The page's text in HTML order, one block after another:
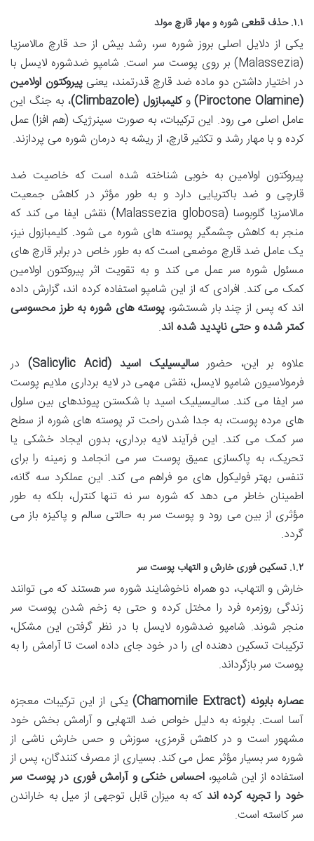
۱.۱. حذف قطعی شوره و مهار قارچ مولد
یکی از دلایل اصلی بروز شوره سر، رشد بیش از حد قارچ مالاسزیا
(Malassezia) بر روی پوست سر است. شامپو ضدشوره لایسل با
در اختیار داشتن دو ماده ضد قارچ قدرتمند، یعنیپیروکتون اولامین
(Piroctone Olamine)
وکلیمبازول (Climbazole)
، به جنگ این
عامل اصلی می رود. این ترکیبات، به صورت سینرژیک (هم افزا) عمل
کرده و با مهار رشد و تکثیر قارچ، از ریشه به درمان شوره می پردازند.
پیروکتون اولامین به خوبی شناخته شده است که خاصیت ضد
قارچی و ضد باکتریایی دارد و به طور مؤثر در کاهش جمعیت
مالاسزیا گلوبوسا (Malassezia globosa) نقش ایفا می کند که
منجر به کاهش چشمگیر پوسته های شوره می شود. کلیمبازول نیز،
یک عامل ضد قارچ موضعی است که به طور خاص در برابر قارچ های
مسئول شوره سر عمل می کند و به تقویت اثر پیروکتون اولامین
کمک می کند. افرادی که از این شامپو استفاده کرده اند، گزارش داده
اند که پس از چند بار شستشو، پوسته های شوره به طرز محسوسی
کمتر شده و حتی ناپدید شده اند.
علاوه بر این، حضورسالیسیلیک اسید (Salicylic Acid)
در
فرمولاسیون شامپو لایسل، نقش مهمی در لایه برداری ملایم پوست
سر ایفا می کند. سالیسیلیک اسید با شکستن پیوندهای بین سلول
های مرده پوست، به جدا شدن راحت تر پوسته های شوره از سطح
سر کمک می کند. این فرآیند لایه برداری، بدون ایجاد خشکی یا
تحریک، به پاکسازی عمیق پوست سر می انجامد و زمینه را برای
تنفس بهتر فولیکول های مو فراهم می کند. این عملکرد سه گانه،
اطمینان خاطر می دهد که شوره سر نه تنها کنترل، بلکه به طور
مؤثری از بین می رود و پوست سر به حالتی سالم و پاکیزه باز می
گردد.
۱.۲. تسکین فوری خارش و التهاب پوست سر
خارش و التهاب، دو همراه ناخوشایند شوره سر هستند که می توانند
زندگی روزمره فرد را مختل کرده و حتی به زخم شدن پوست سر
منجر شوند. شامپو ضدشوره لایسل با در نظر گرفتن این مشکل،
ترکیبات تسکین دهنده ای را در خود جای داده است تا آرامش را به
پوست سر بازگرداند.
عصاره بابونه (Chamomile Extract)
یکی از این ترکیبات معجزه
آسا است. بابونه به دلیل خواص ضد التهابی و آرامش بخش خود
مشهور است و در کاهش قرمزی، سوزش و حس خارش ناشی از
شوره سر بسیار مؤثر عمل می کند. بسیاری از مصرف کنندگان، پس از
استفاده از این شامپو، احساس خنکی و آرامش فوری در پوست سر
خود را تجربه کرده اند که به میزان قابل توجهی از میل به خاراندن
سر کاسته است.